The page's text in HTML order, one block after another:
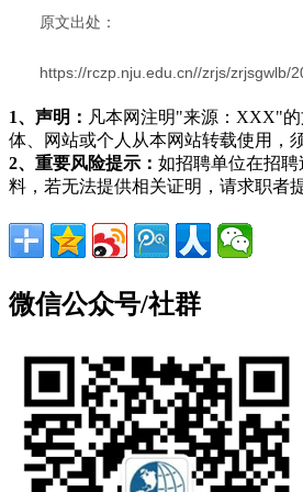
原文出处：
https://rczp.nju.edu.cn//zrjs/zrjsgwlb/
1、声明： 凡本网注明"来源：XXX"
体、网站或个人从本网站转载使用，
2、重要风险提示： 如招聘单位在招
料，若无法提供相关证明，请求职者
微信公众号/社群